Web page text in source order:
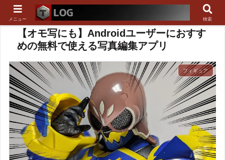
【オモ写にも】Androidユーザーにおすす
めの無料で使える写真編集アプリ
フィギュア
メニュー 検索